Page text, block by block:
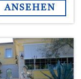
ANSEHEN